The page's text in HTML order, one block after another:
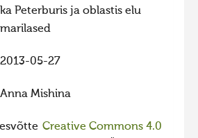
2021 lisa
2020 lisa
ka Peterburis ja oblastis elu
marilased
2013-05-27
Anna Mishina
Creative Commons 4.0